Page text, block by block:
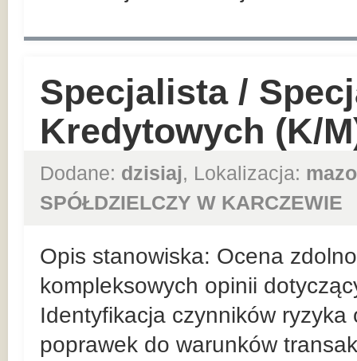
Specjalista /
Kredytowych (K/
Dodane: dzisiaj, Lokalizacja:
SPÓŁDZIELCZY W KARCZEWIE
Opis stanowiska: Ocena
kompleksowych opinii
Identyfikacja czynników
poprawek do warunków